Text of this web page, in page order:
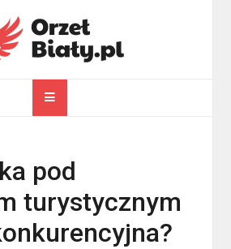
pod
turystycznym